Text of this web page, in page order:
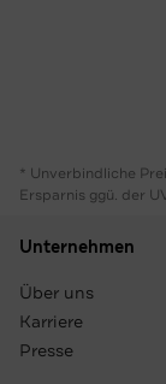
* Unverbindliche
Ersparnis ggü. der
Unternehmen
Über uns
Karriere
Presse